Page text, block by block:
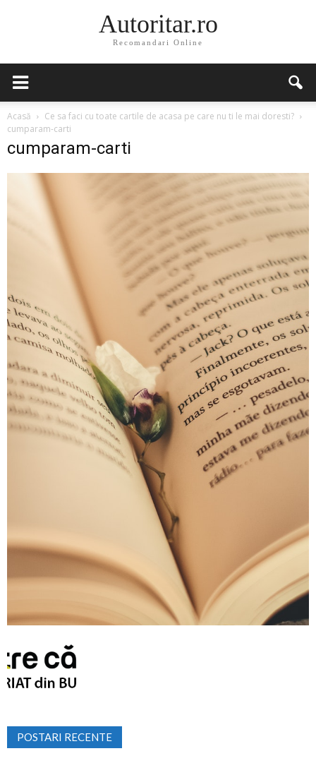
Autoritar.ro
Recomandari Online
Acasă
Ce sa faci cu toate cartile de acasa pe care nu ti le mai doresti?
cumparam-carti
cumparam-carti
POSTARI RECENTE